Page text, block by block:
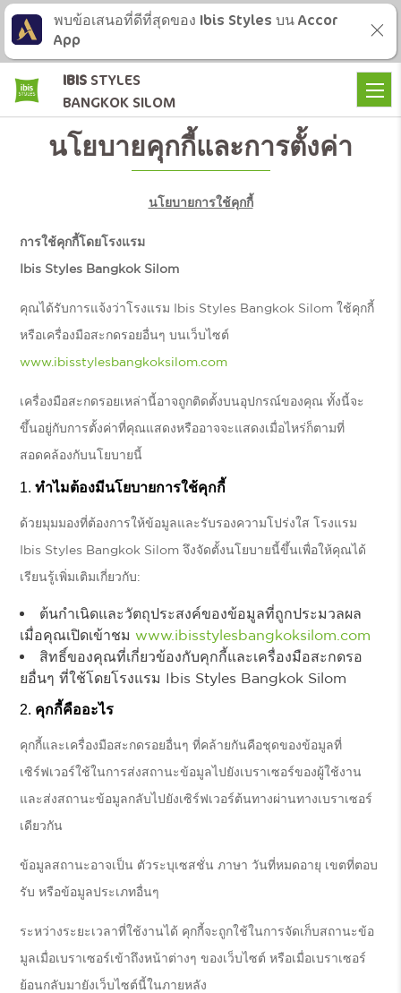
นโยบายคุกกี้และการตั้งค่า
นโยบายการใช้คุกกี้
การใช้คุกกี้โดยโรงแรม
Ibis Styles Bangkok Silom
คุณได้รับการแจ้งว่าโรงแรม Ibis Styles Bangkok Silom ใช้คุกกี้
หรือเครื่องมือสะกดรอยอื่นๆ บนเว็บไซต์
www.ibisstylesbangkoksilom.com
เครื่องมือสะกดรอยเหล่านี้อาจถูกติดตั้งบนอุปกรณ์ของคุณ ทั้งนี้จะ
ขึ้นอยู่กับการตั้งค่าที่คุณแสดงหรืออาจจะแสดงเมื่อไหร่ก็ตามที่
สอดคล้องกับนโยบายนี้
ทำไมต้องมีนโยบายการใช้คุกกี้
ด้วยมุมมองที่ต้องการให้ข้อมูลและรับรองความโปร่งใส โรงแรม
Ibis Styles Bangkok Silom จึงจัดตั้งนโยบายนี้ขึ้นเพื่อให้คุณได้
เรียนรู้เพิ่มเติมเกี่ยวกับ:
ต้นกำเนิดและวัตถุประสงค์ของข้อมูลที่ถูกประมวลผล
เมื่อคุณเปิดเข้าชมwww.ibisstylesbangkoksilom.com
สิทธิ์ของคุณที่เกี่ยวข้องกับคุกกี้และเครื่องมือสะกดรอ
ยอื่นๆ ที่ใช้โดยโรงแรม Ibis Styles Bangkok Silom
คุกกี้คืออะไร
คุกกี้และเครื่องมือสะกดรอยอื่นๆ ที่คล้ายกันคือชุดของข้อมูลที่
เซิร์ฟเวอร์ใช้ในการส่งสถานะข้อมูลไปยังเบราเซอร์ของผู้ใช้งาน
และส่งสถานะข้อมูลกลับไปยังเซิร์ฟเวอร์ต้นทางผ่านทางเบราเซอร์
เดียวกัน
ข้อมูลสถานะอาจเป็น ตัวระบุเซสชั่น ภาษา วันที่หมดอายุ เขตที่ตอบ
รับ หรือข้อมูลประเภทอื่นๆ
ระหว่างระยะเวลาที่ใช้งานได้ คุกกี้จะถูกใช้ในการจัดเก็บสถานะข้อ
มูลเมื่อเบราเซอร์เข้าถึงหน้าต่างๆ ของเว็บไซต์ หรือเมื่อเบราเซอร์
ย้อนกลับมายังเว็บไซต์นี้ในภายหลัง
IBIS STYLES
BANGKOK SILOM
พบข้อเสนอที่ดีที่สุดของ Ibis Styles บน Accor
App